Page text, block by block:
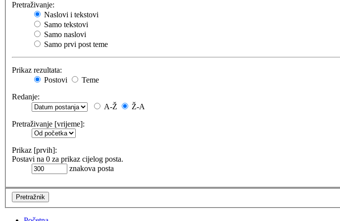
Pretraživanje:
Naslovi i tekstovi
Samo tekstovi
Samo naslovi
Samo prvi post teme
Prikaz rezultata:
Postovi
Teme
Redanje:
A-Ž
Ž-A
Pretraživanje [vrijeme]:
Prikaz [prvih]:
Postavi na 0 za prikaz cijelog posta.
znakova posta